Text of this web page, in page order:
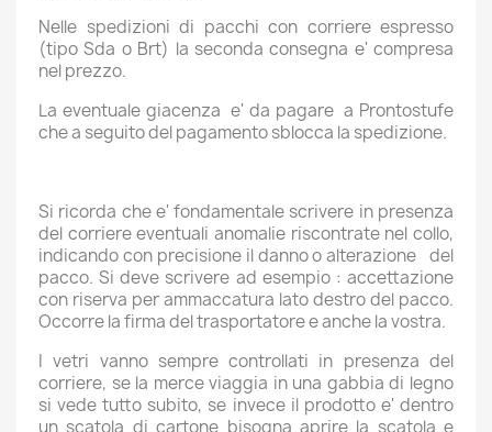
Nelle spedizioni di pacchi con corriere espresso
(tipo Sda o Brt) la seconda consegna e' compresa
nel prezzo.
La eventuale giacenza e' da pagare a Prontostufe
che a seguito del pagamento sblocca la spedizione.
Si ricorda che e' fondamentale scrivere in presenza
del corriere eventuali anomalie riscontrate nel collo,
indicando con precisione il danno o alterazione del
pacco. Si deve scrivere ad esempio : accettazione
con riserva per ammaccatura lato destro del pacco.
Occorre la firma del trasportatore e anche la vostra.
I vetri vanno sempre controllati in presenza del
corriere, se la merce viaggia in una gabbia di legno
si vede tutto subito, se invece il prodotto e' dentro
un scatola di cartone bisogna aprire la scatola e